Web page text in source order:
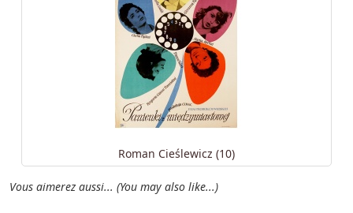
Roman Cieślewicz (10)
Vous aimerez aussi... (You may also like...)